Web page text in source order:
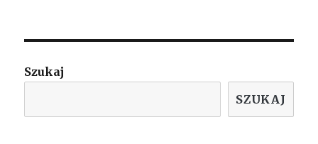
Szukaj
SZUKAJ